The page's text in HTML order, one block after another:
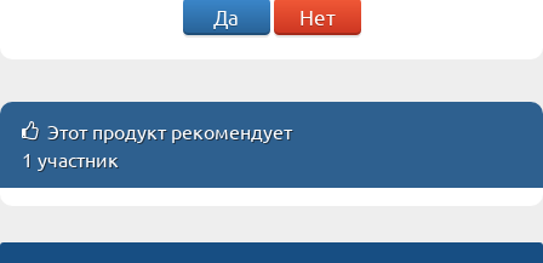
Да Нет
Этот продукт рекомендует
1 участник